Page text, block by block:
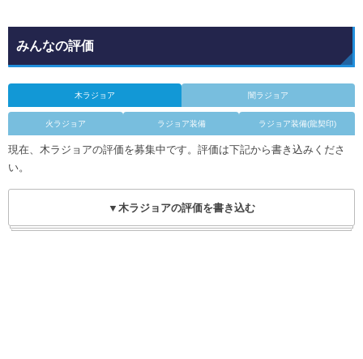
みんなの評価
木ラジョア 闇ラジョア
火ラジョア ラジョア装備 ラジョア装備(龍契印)
現在、木ラジョアの評価を募集中です。評価は下記から書き込みくださ
い。
▼木ラジョアの評価を書き込む